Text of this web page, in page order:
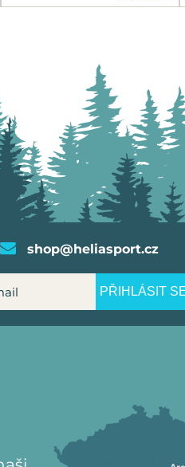
shop@heliasport.cz
PŘIHLÁSIT